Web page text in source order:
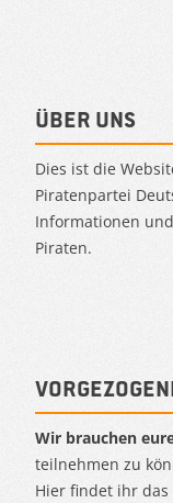
Über uns
Dies ist die
Piratenpartei
Informationen
Piraten.
Wir brauchen
teilnehmen zu
Hier findet ihr das